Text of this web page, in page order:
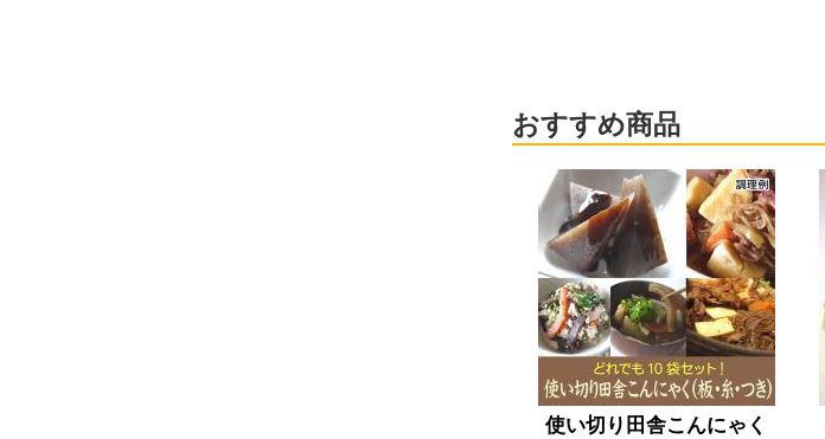
おすすめ商品
使い切り田舎こんにゃく